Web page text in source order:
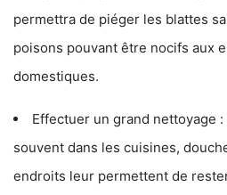
permettra de piéger les blattes
poisons pouvant être nocifs aux
domestiques.
Effectuer un grand nettoyage
souvent dans les cuisines,
endroits leur permettent de